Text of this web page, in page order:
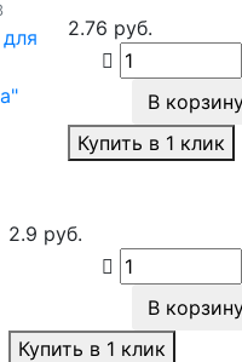
2.76 руб.
В
Купить в 1 клик
2.9 руб.
В
Купить в 1 клик